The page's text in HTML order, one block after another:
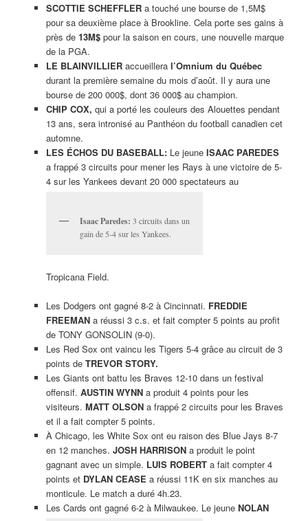
SCOTTIE SCHEFFLERa touché une bourse de 1,5M$
pour sa deuxième place à Brookline. Cela porte ses gains à
près de 13M$pour la saison en cours, une nouvelle marque
de la PGA.
LE BLAINVILLIERaccueillera l’Omnium du Québec
durant la première semaine du mois d’août. Il y aura une
bourse de 200 000$, dont 36 000$ au champion.
CHIP COX, qui a porté les couleurs des Alouettes pendant
13 ans, sera intronisé au Panthéon du football canadien cet
automne.
LES ÉCHOS DU BASEBALL: Le jeune ISAAC PAREDES
a frappé 3 circuits pour mener les Rays à une victoire de 5-
4 sur les Yankees devant 20 000 spectateurs au
Isaac Paredes: 3 circuits dans un
gain de 5-4 sur les Yankees.
Tropicana Field.
Les Dodgers ont gagné 8-2 à Cincinnati. FREDDIE
FREEMANa réussi 3 c.s. et fait compter 5 points au profit
de TONY GONSOLIN (9-0).
Les Red Sox ont vaincu les Tigers 5-4 grâce au circuit de 3
points de TREVOR STORY.
Les Giants ont battu les Braves 12-10 dans un festival
offensif. AUSTIN WYNNa produit 4 points pour les
visiteurs. MATT OLSONa frappé 2 circuits pour les Braves
et il a fait compter 5 points.
À Chicago, les White Sox ont eu raison des Blue Jays 8-7
en 12 manches. JOSH HARRISONa produit le point
gagnant avec un simple. LUIS ROBERTa fait compter 4
points et DYLAN CEASE a réussi 11K en six manches au
monticule. Le match a duré 4h.23.
Les Cards ont gagné 6-2 à Milwaukee. Le jeune NOLAN